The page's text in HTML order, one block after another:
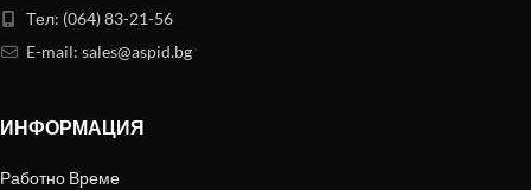
Тел: (064) 83-21-56
E-mail: sales@aspid.bg
ИНФОРМАЦИЯ
Работно Време